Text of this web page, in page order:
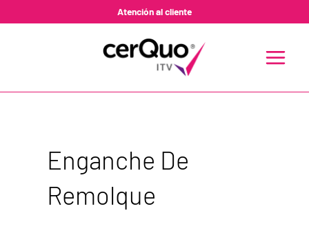
Atención al cliente
MENU
Enganche De
Remolque